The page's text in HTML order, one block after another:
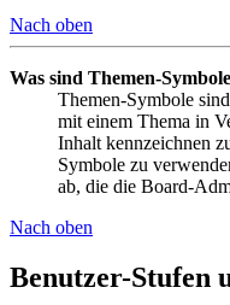
Nach oben
Was sind Themen-
Themen-Symbole
mit einem Thema in
Inhalt kennzeichnen
Symbole zu
ab, die die Board-
Nach oben
Benutzer-Stufen